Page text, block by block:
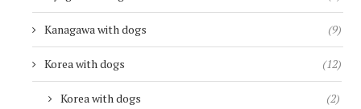
Kanagawa with dogs (9)
Korea with dogs (12)
Korea with dogs (2)